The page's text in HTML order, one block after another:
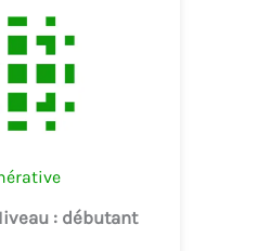
: débutant